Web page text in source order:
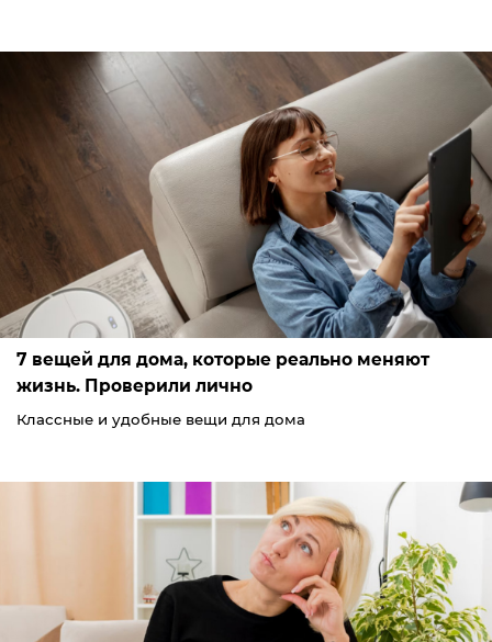
7 вещей для дома, которые реально меняют
жизнь. Проверили лично
Классные и удобные вещи для дома